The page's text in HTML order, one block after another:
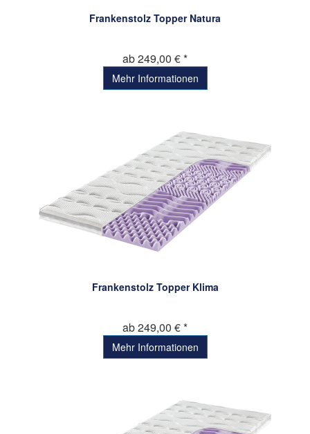
Frankenstolz Topper Natura
ab 249,00 € *
Mehr Informationen
Frankenstolz Topper Klima
ab 249,00 € *
Mehr Informationen